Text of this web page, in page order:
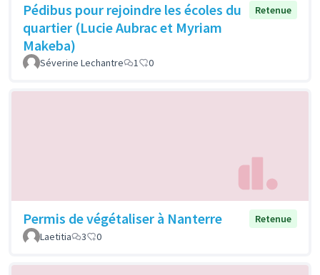
Pédibus pour rejoindre les écoles du
quartier (Lucie Aubrac et Myriam
Makeba)
Retenue
Séverine Lechantre 1 0
Permis de végétaliser à Nanterre
Retenue
Laetitia
3 0